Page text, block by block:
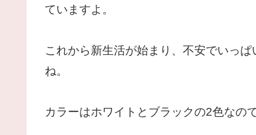
ていますよ。
これから新生活が始まり、不安でいっ
ね。
カラーはホワイトとブラックの2色なの